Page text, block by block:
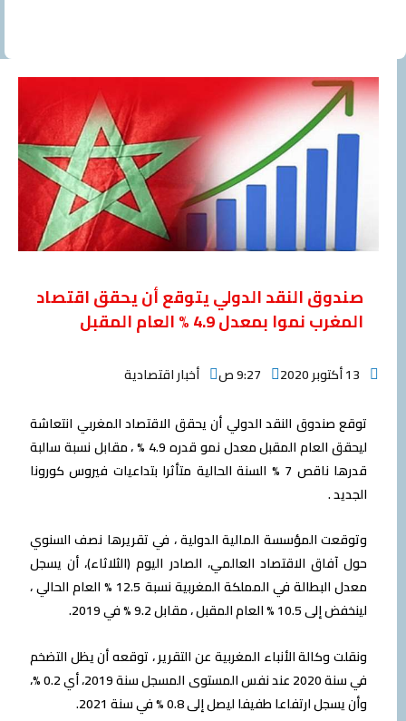
صندوق النقد الدولي يتوقع أن يحقق اقتصاد
المغرب نموا بمعدل 4.9 % العام المقبل
13 أكتوبر 2020 9:27 ص أخبار اقتصادية
توقع صندوق النقد الدولي أن يحقق الاقتصاد المغربي انتعاشة
ليحقق العام المقبل معدل نمو قدره 4.9 % ، مقابل نسبة سالبة
قدرها ناقص 7 % السنة الحالية متأثرا بتداعيات فيروس كورونا
الجديد .
وتوقعت المؤسسة المالية الدولية ، في تقريرها نصف السنوي
حول آفاق الاقتصاد العالمي، الصادر اليوم (الثلاثاء)، أن يسجل
معدل البطالة في المملكة المغربية نسبة 12.5 % العام الحالي ،
لينخفض إلى 10.5 % العام المقبل ، مقابل 9.2 % في 2019.
ونقلت وكالة الأنباء المغربية عن التقرير ، توقعه أن يظل التضخم
في سنة 2020 عند نفس المستوى المسجل سنة 2019، أي 0.2 %،
وأن يسجل ارتفاعا طفيفا ليصل إلى 0.8 % في سنة 2021.